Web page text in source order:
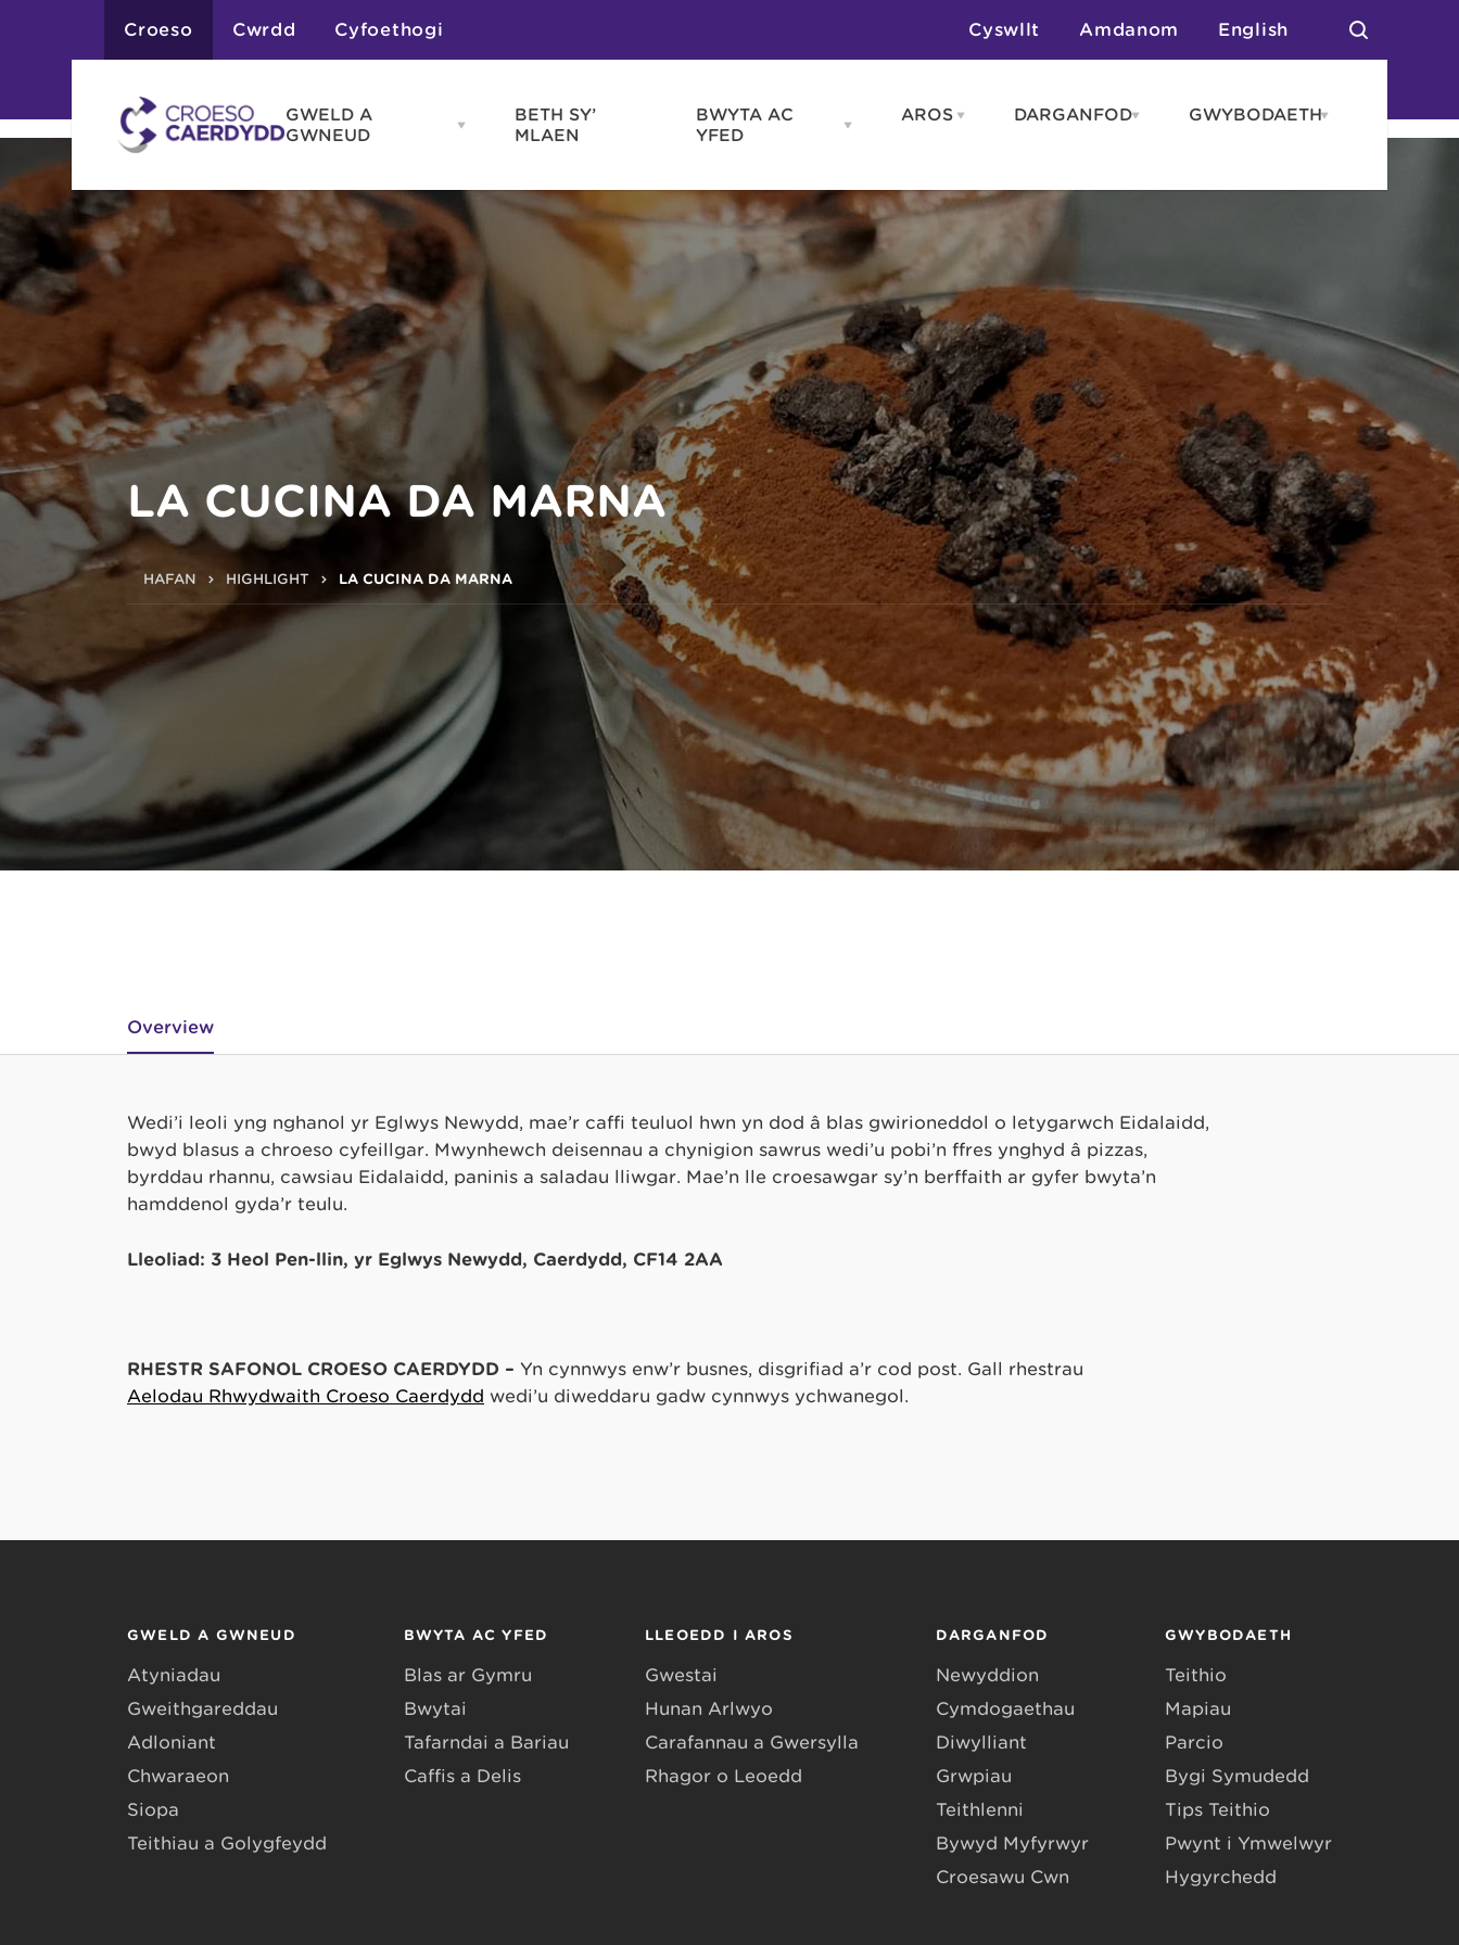
Croeso Cwrdd Cyfoethogi Cyswllt Amdanom English
GWELD A
GWNEUD
Open
GWNEUD
menu
Atyniadau
Gweithgareddau
Adloniant
Chwaraeon
Siopa
Teithiau a Golygfeydd
BETH SY’
MLAEN
BWYTA AC
YFED
Open
YFED
menu
Blas ar Gymru
Bwytai
Tafarndai a Bariau
Caffis a Delis
AROS Open
Gwestai
Carafanau a Gwersylla
Rhagor o Leoedd
DARGANFODOpen
GWYBODAETHOpen
LA CUCINA DA MARNA
HAFAN HIGHLIGHT LA CUCINA DA MARNA
Overview
Wedi’i leoli yng nghanol yr Eglwys Newydd, mae’r caffi teuluol hwn yn dod â blas gwirioneddol o letygarwch Eidalaidd,
bwyd blasus a chroeso cyfeillgar. Mwynhewch deisennau a chynigion sawrus wedi’u pobi’n ffres ynghyd â pizzas,
byrddau rhannu, cawsiau Eidalaidd, paninis a saladau lliwgar. Mae’n lle croesawgar sy’n berffaith ar gyfer bwyta’n
hamddenol gyda’r teulu.
Lleoliad: 3 Heol Pen-llin, yr Eglwys Newydd, Caerdydd, CF14 2AA
RHESTR SAFONOL CROESO CAERDYDD – Yn cynnwys enw’r busnes, disgrifiad a’r cod post. Gall rhestrau
Aelodau Rhwydwaith Croeso Caerdydd wedi’u diweddaru gadw cynnwys ychwanegol.
GWELD A GWNEUD
Atyniadau
Gweithgareddau
Adloniant
Chwaraeon
Siopa
Teithiau a Golygfeydd
BWYTA AC YFED
Blas ar Gymru
Bwytai
Tafarndai a Bariau
Caffis a Delis
LLEOEDD I AROS
Gwestai
Hunan Arlwyo
Carafannau a Gwersylla
Rhagor o Leoedd
DARGANFOD
Newyddion
Cymdogaethau
Diwylliant
Grwpiau
Teithlenni
Bywyd Myfyrwyr
Croesawu Cŵn
GWYBODAETH
Teithio
Mapiau
Parcio
Bygi Symudedd
Tips Teithio
Pwynt i Ymwelwyr
Hygyrchedd